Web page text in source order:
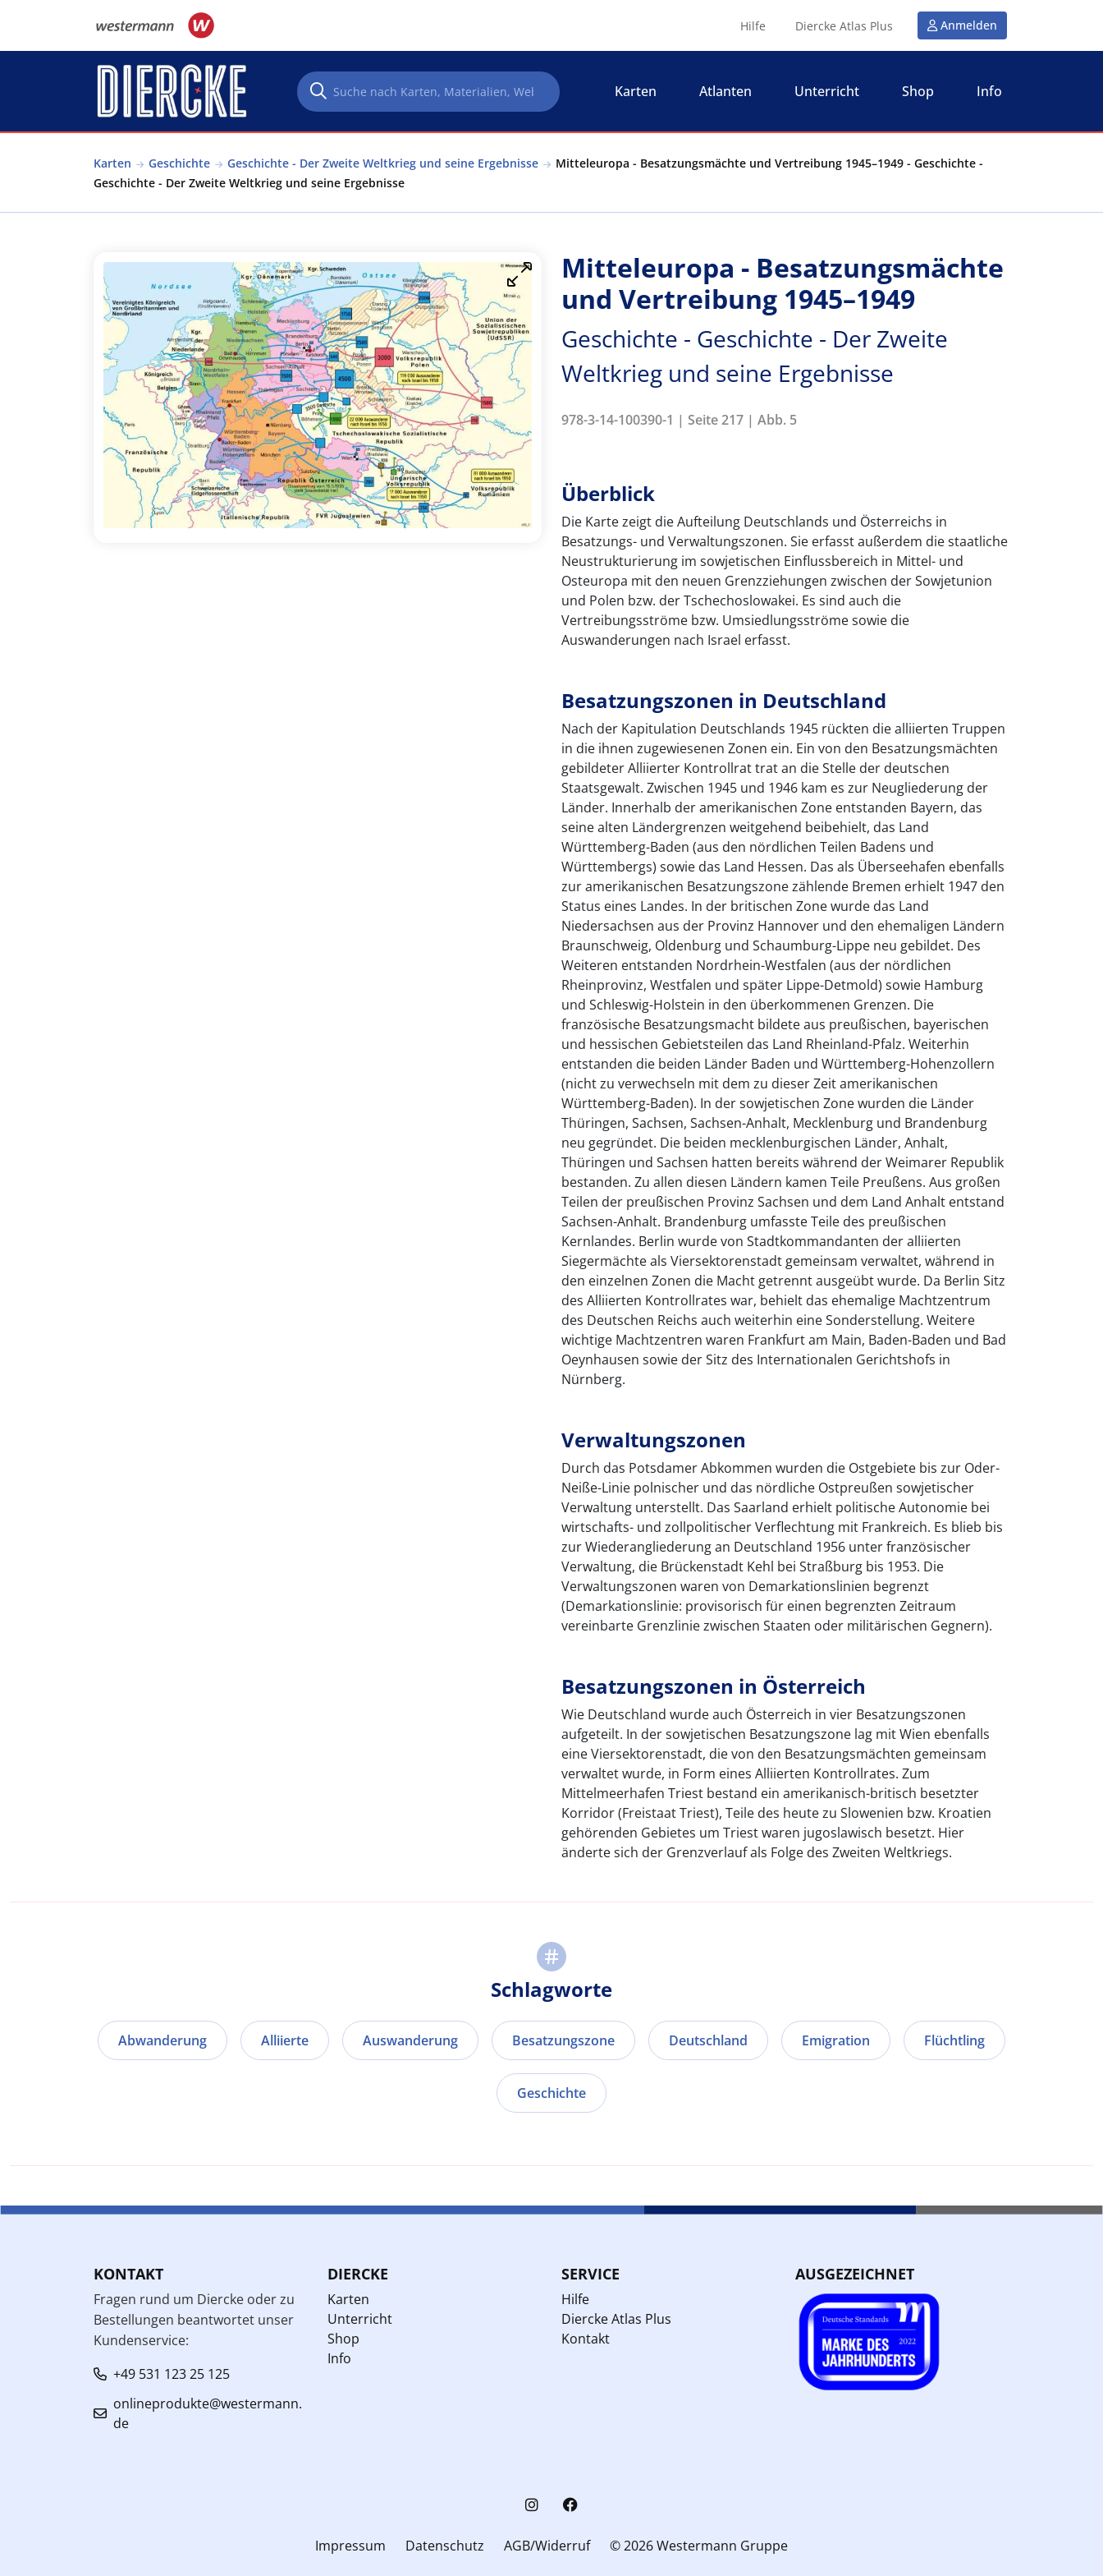
Hilfe Diercke Atlas Plus Anmelden
Karten Atlanten Unterricht Shop Info
Karten Geschichte Geschichte - Der Zweite Weltkrieg und seine Ergebnisse
Mitteleuropa - Besatzungsmächte und Vertreibung 1945–1949 - Geschichte -
Geschichte - Der Zweite Weltkrieg und seine Ergebnisse
Mitteleuropa - Besatzungsmächte
und Vertreibung 1945–1949
Geschichte - Geschichte - Der Zweite
Weltkrieg und seine Ergebnisse
978-3-14-100390-1 | Seite 217 | Abb. 5
Überblick
Die Karte zeigt die Aufteilung Deutschlands und Österreichs in
Besatzungs- und Verwaltungszonen. Sie erfasst außerdem die staatliche
Neustrukturierung im sowjetischen Einflussbereich in Mittel- und
Osteuropa mit den neuen Grenzziehungen zwischen der Sowjetunion
und Polen bzw. der Tschechoslowakei. Es sind auch die
Vertreibungsströme bzw. Umsiedlungsströme sowie die
Auswanderungen nach Israel erfasst.
Besatzungszonen in Deutschland
Nach der Kapitulation Deutschlands 1945 rückten die alliierten Truppen
in die ihnen zugewiesenen Zonen ein. Ein von den Besatzungsmächten
gebildeter Alliierter Kontrollrat trat an die Stelle der deutschen
Staatsgewalt. Zwischen 1945 und 1946 kam es zur Neugliederung der
Länder. Innerhalb der amerikanischen Zone entstanden Bayern, das
seine alten Ländergrenzen weitgehend beibehielt, das Land
Württemberg-Baden (aus den nördlichen Teilen Badens und
Württembergs) sowie das Land Hessen. Das als Überseehafen ebenfalls
zur amerikanischen Besatzungszone zählende Bremen erhielt 1947 den
Status eines Landes. In der britischen Zone wurde das Land
Niedersachsen aus der Provinz Hannover und den ehemaligen Ländern
Braunschweig, Oldenburg und Schaumburg-Lippe neu gebildet. Des
Weiteren entstanden Nordrhein-Westfalen (aus der nördlichen
Rheinprovinz, Westfalen und später Lippe-Detmold) sowie Hamburg
und Schleswig-Holstein in den überkommenen Grenzen. Die
französische Besatzungsmacht bildete aus preußischen, bayerischen
und hessischen Gebietsteilen das Land Rheinland-Pfalz. Weiterhin
entstanden die beiden Länder Baden und Württemberg-Hohenzollern
(nicht zu verwechseln mit dem zu dieser Zeit amerikanischen
Württemberg-Baden). In der sowjetischen Zone wurden die Länder
Thüringen, Sachsen, Sachsen-Anhalt, Mecklenburg und Brandenburg
neu gegründet. Die beiden mecklenburgischen Länder, Anhalt,
Thüringen und Sachsen hatten bereits während der Weimarer Republik
bestanden. Zu allen diesen Ländern kamen Teile Preußens. Aus großen
Teilen der preußischen Provinz Sachsen und dem Land Anhalt entstand
Sachsen-Anhalt. Brandenburg umfasste Teile des preußischen
Kernlandes. Berlin wurde von Stadtkommandanten der alliierten
Siegermächte als Viersektorenstadt gemeinsam verwaltet, während in
den einzelnen Zonen die Macht getrennt ausgeübt wurde. Da Berlin Sitz
des Alliierten Kontrollrates war, behielt das ehemalige Machtzentrum
des Deutschen Reichs auch weiterhin eine Sonderstellung. Weitere
wichtige Machtzentren waren Frankfurt am Main, Baden-Baden und Bad
Oeynhausen sowie der Sitz des Internationalen Gerichtshofs in
Nürnberg.
Verwaltungszonen
Durch das Potsdamer Abkommen wurden die Ostgebiete bis zur Oder-
Neiße-Linie polnischer und das nördliche Ostpreußen sowjetischer
Verwaltung unterstellt. Das Saarland erhielt politische Autonomie bei
wirtschafts- und zollpolitischer Verflechtung mit Frankreich. Es blieb bis
zur Wiederangliederung an Deutschland 1956 unter französischer
Verwaltung, die Brückenstadt Kehl bei Straßburg bis 1953. Die
Verwaltungszonen waren von Demarkationslinien begrenzt
(Demarkationslinie: provisorisch für einen begrenzten Zeitraum
vereinbarte Grenzlinie zwischen Staaten oder militärischen Gegnern).
Besatzungszonen in Österreich
Wie Deutschland wurde auch Österreich in vier Besatzungszonen
aufgeteilt. In der sowjetischen Besatzungszone lag mit Wien ebenfalls
eine Viersektorenstadt, die von den Besatzungsmächten gemeinsam
verwaltet wurde, in Form eines Alliierten Kontrollrates. Zum
Mittelmeerhafen Triest bestand ein amerikanisch-britisch besetzter
Korridor (Freistaat Triest), Teile des heute zu Slowenien bzw. Kroatien
gehörenden Gebietes um Triest waren jugoslawisch besetzt. Hier
änderte sich der Grenzverlauf als Folge des Zweiten Weltkriegs.
Schlagworte
Abwanderung Alliierte Auswanderung Besatzungszone Deutschland Emigration Flüchtling
Geschichte
KONTAKT
Fragen rund um Diercke oder zu
Bestellungen beantwortet unser
Kundenservice:
+49 531 123 25 125
onlineprodukte@westermann.
de
DIERCKE
Karten
Unterricht
Shop
Info
SERVICE
Hilfe
Diercke Atlas Plus
Kontakt
AUSGEZEICHNET
Impressum Datenschutz AGB/Widerruf © 2026 Westermann Gruppe